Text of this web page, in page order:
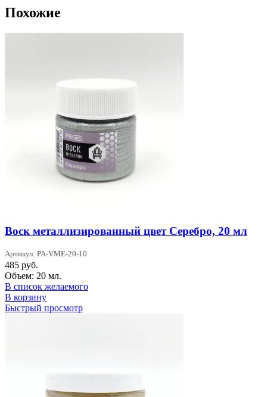
Похожие
Воск металлизированный цвет Серебро, 20 мл
Артикул: PA-VME-20-10
485 руб.
Объем: 20 мл.
В список желаемого
В корзину
Быстрый просмотр